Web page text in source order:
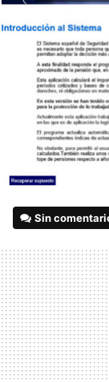
Sin